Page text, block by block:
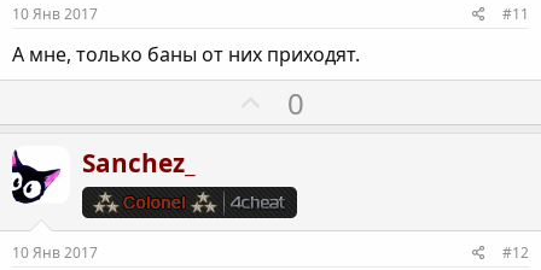
н
ы
й
о
л
о
10 Янв 2017 #11
А мне, только баны от них приходят.
П
о
и
т
0
Sanchez_
10 Янв 2017 #12